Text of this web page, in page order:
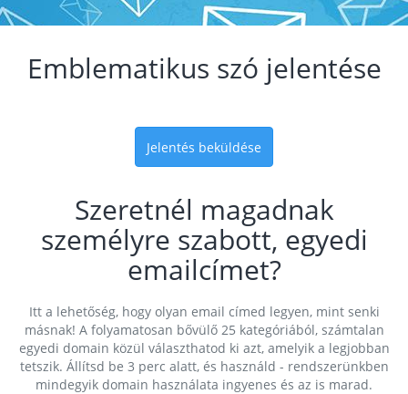
Emblematikus szó jelentése
Jelentés beküldése
Szeretnél magadnak
személyre szabott, egyedi
emailcímet?
Itt a lehetőség, hogy olyan email címed legyen, mint senki
másnak! A folyamatosan bővülő 25 kategóriából, számtalan
egyedi domain közül választhatod ki azt, amelyik a legjobban
tetszik. Állítsd be 3 perc alatt, és használd - rendszerünkben
mindegyik domain használata ingyenes és az is marad.